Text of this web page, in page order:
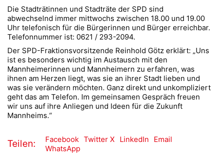
Die Stadträtinnen und Stadträte der SPD sind
abwechselnd immer mittwochs zwischen 18.00 und 19.00
Uhr telefonisch für die Bürgerinnen und Bürger erreichbar.
Telefonnummer ist: 0621 / 293-2094.
Der SPD-Fraktionsvorsitzende Reinhold Götz erklärt: „Uns
ist es besonders wichtig im Austausch mit den
Mannheimerinnen und Mannheimern zu erfahren, was
ihnen am Herzen liegt, was sie an ihrer Stadt lieben und
was sie verändern möchten. Ganz direkt und unkompliziert
geht das am Telefon. Im gemeinsamen Gespräch freuen
wir uns auf ihre Anliegen und Ideen für die Zukunft
Mannheims.“
Teilen: Facebook Twitter X LinkedIn
Email
WhatsApp